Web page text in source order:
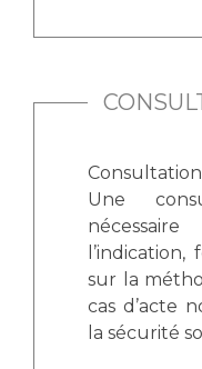
Vos
La Commission
Les Comités
Dossiers de presse
Médiathèque
Fournisseurs
Une
sur la
cas d’acte
la sécurité